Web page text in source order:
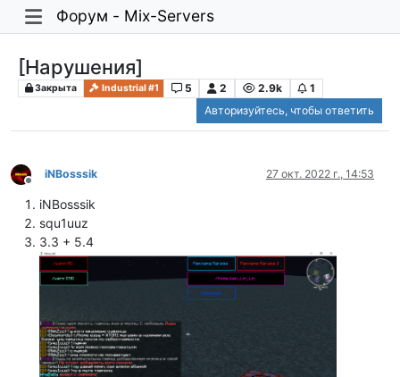
Форум - Mix-Servers
[Нарушения]
Закрыта Industrial #1 5 2 2.9k
1
Авторизуйтесь, чтобы ответить
Не в сети
iNBosssik 27 окт. 2022 г., 14:53
iNBosssik
squ1uuz
3.3 + 5.4